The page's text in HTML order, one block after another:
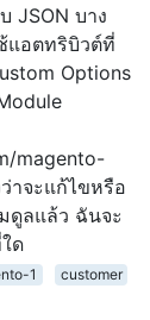
JSON บาง
แอตทริบิวต์ที่
Options
magento-
าจะแก้ไขหรือ
ดูลแล้ว ฉันจะ
ด
1 customer